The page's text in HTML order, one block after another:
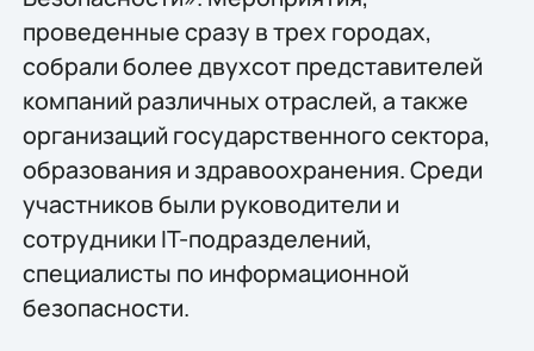
проведенные сразу в трех городах,
собрали более двухсот представителей
компаний различных отраслей, а также
организаций государственного сектора,
образования и здравоохранения. Среди
участников были руководители и
сотрудники IT-подразделений,
специалисты по информационной
безопасности.